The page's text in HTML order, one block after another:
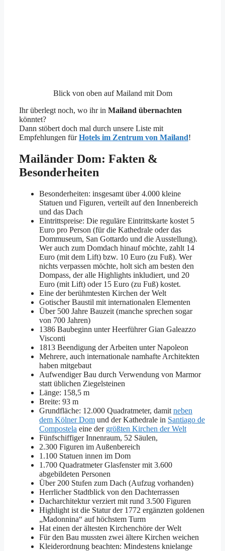
Blick von oben auf Mailand mit Dom
Ihr überlegt noch, wo ihr in Mailand übernachten
könntet?
Dann stöbert doch mal durch unsere Liste mit
Empfehlungen fürHotels im Zentrum von Mailand!
Mailänder Dom: Fakten &
Besonderheiten
Besonderheiten: insgesamt über 4.000 kleine
Statuen und Figuren, verteilt auf den Innenbereich
und das Dach
Eintrittspreise: Die reguläre Eintrittskarte kostet 5
Euro pro Person (für die Kathedrale oder das
Dommuseum, San Gottardo und die Ausstellung).
Wer auch zum Domdach hinauf möchte, zahlt 14
Euro (mit dem Lift) bzw. 10 Euro (zu Fuß). Wer
nichts verpassen möchte, holt sich am besten den
Dompass, der alle Highlights inkludiert, und 20
Euro (mit Lift) oder 15 Euro (zu Fuß) kostet.
Eine der berühmtesten Kirchen der Welt
Gotischer Baustil mit internationalen Elementen
Über 500 Jahre Bauzeit (manche sprechen sogar
von 700 Jahren)
1386 Baubeginn unter Heerführer Gian Galeazzo
Visconti
1813 Beendigung der Arbeiten unter Napoleon
Mehrere, auch internationale namhafte Architekten
haben mitgebaut
Aufwendiger Bau durch Verwendung von Marmor
statt üblichen Ziegelsteinen
Länge: 158,5 m
Breite: 93 m
Grundfläche: 12.000 Quadratmeter, damit neben
dem Kölner Dom und der Kathedrale in Santiago de
Compostela eine der größten Kirchen der Welt
Fünfschiffiger Innenraum, 52 Säulen,
2.300 Figuren im Außenbereich
1.100 Statuen innen im Dom
1.700 Quadratmeter Glasfenster mit 3.600
abgebildeten Personen
Über 200 Stufen zum Dach (Aufzug vorhanden)
Herrlicher Stadtblick von den Dachterrassen
Dacharchitektur verziert mit rund 3.500 Figuren
Highlight ist die Statur der 1772 ergänzten goldenen
„Madonnina“ auf höchstem Turm
Hat einen der ältesten Kirchenchöre der Welt
Für den Bau mussten zwei ältere Kirchen weichen
Kleiderordnung beachten: Mindestens knielange